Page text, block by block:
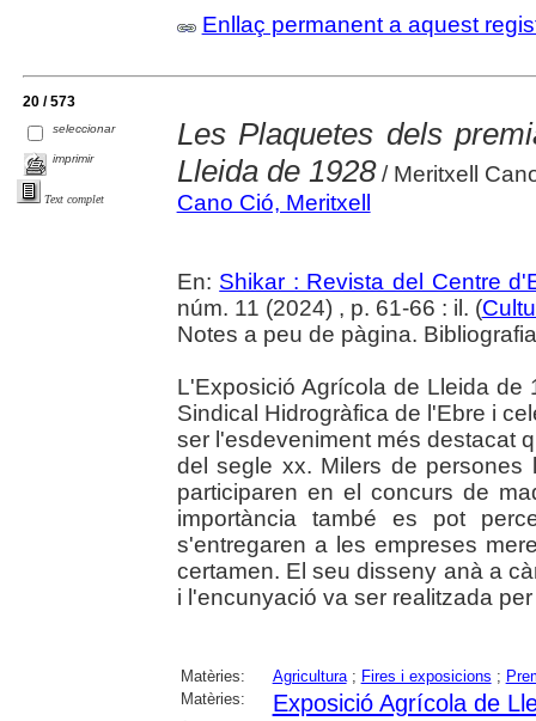
Enllaç permanent a aquest
20 / 573
seleccionar
imprimir
Text complet
Les Plaquetes dels
Lleida de 1928/ Meritxell
Cano Ció, Meritxell
En: Shikar : Revista del Centre
núm. 11 (2024) , p. 61-66 : il. (
Notes a peu de pàgina.
L'Exposició Agrícola de Lleida de
Sindical Hidrogràfica de l'Ebre i
ser l'esdeveniment més destacat
del segle xx. Milers de persones
participaren en el concurs de
importància també es pot
s'entregaren a les empreses
certamen. El seu disseny anà a
i l'encunyació va ser realitzada
Matèries: Agricultura; Fires i exposicions ;
Matèries:
Exposició Agrícola de